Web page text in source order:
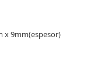
x 9mm(espesor)